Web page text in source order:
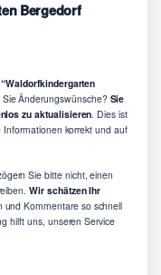
Bergedorf
“Waldorfkindergarten
Änderungswünsche? Sie
zu aktualisieren. Dies ist
Informationen korrekt und auf
Sie bitte nicht, einen
Wir schätzen Ihr
Kommentare so schnell
hilft uns, unseren Service